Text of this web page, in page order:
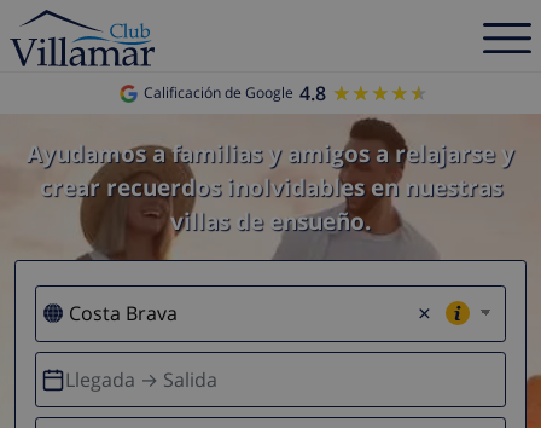
Calificación de Google 4.8 ★★★★★
★★★★★
Ayudamos a familias y amigos a relajarse y
crear recuerdos inolvidables en nuestras
villas de ensueño.
×
Llegada → Salida